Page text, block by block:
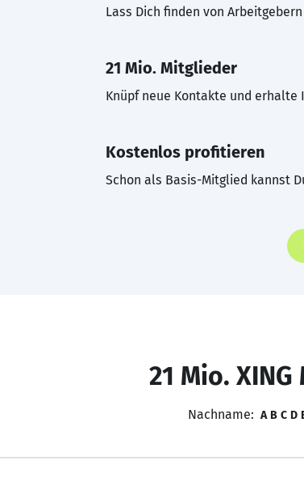
Lass Dich finden von
21 Mio. Mitglieder
Knüpf neue Kontakte und erhalte
Kostenlos profitieren
Schon als Basis-Mitglied kannst
21 Mio.
Nachname: A B C D